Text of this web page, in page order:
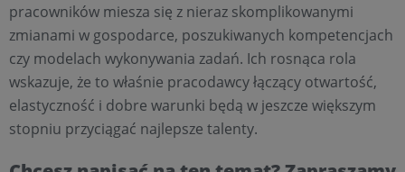
pracowników miesza się z nieraz skomplikowanymi
zmianami w gospodarce, poszukiwanych kompetencjach
czy modelach wykonywania zadań. Ich rosnąca rola
wskazuje, że to właśnie pracodawcy łączący otwartość,
elastyczność i dobre warunki będą w jeszcze większym
stopniu przyciągać najlepsze talenty.